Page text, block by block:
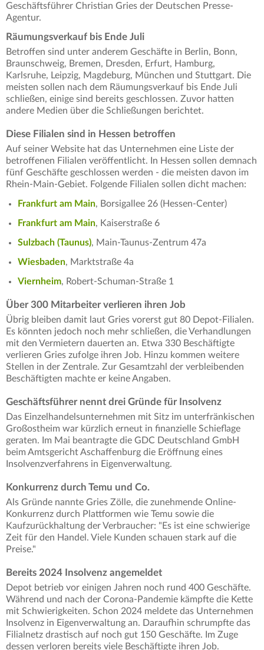
Geschäftsführer Christian Gries der Deutschen Presse-
Agentur.
Räumungsverkauf bis Ende Juli
Betroffen sind unter anderem Geschäfte in Berlin, Bonn,
Braunschweig, Bremen, Dresden, Erfurt, Hamburg,
Karlsruhe, Leipzig, Magdeburg, München und Stuttgart. Die
meisten sollen nach dem Räumungsverkauf bis Ende Juli
schließen, einige sind bereits geschlossen. Zuvor hatten
andere Medien über die Schließungen berichtet.
Diese Filialen sind in Hessen betroffen
Auf seiner Website hat das Unternehmen eine Liste der
betroffenen Filialen veröffentlicht. In Hessen sollen demnach
fünf Geschäfte geschlossen werden - die meisten davon im
Rhein-Main-Gebiet. Folgende Filialen sollen dicht machen:
Frankfurt am Main, Borsigallee 26 (Hessen-Center)
Frankfurt am Main, Kaiserstraße 6
Sulzbach (Taunus), Main-Taunus-Zentrum 47a
Wiesbaden, Marktstraße 4a
Viernheim, Robert-Schuman-Straße 1
Über 300 Mitarbeiter verlieren ihren Job
Übrig bleiben damit laut Gries vorerst gut 80 Depot-Filialen.
Es könnten jedoch noch mehr schließen, die Verhandlungen
mit den Vermietern dauerten an. Etwa 330 Beschäftigte
verlieren Gries zufolge ihren Job. Hinzu kommen weitere
Stellen in der Zentrale. Zur Gesamtzahl der verbleibenden
Beschäftigten machte er keine Angaben.
Geschäftsführer nennt drei Gründe für Insolvenz
Das Einzelhandelsunternehmen mit Sitz im unterfränkischen
Großostheim war kürzlich erneut in finanzielle Schieflage
geraten. Im Mai beantragte die GDC Deutschland GmbH
beim Amtsgericht Aschaffenburg die Eröffnung eines
Insolvenzverfahrens in Eigenverwaltung.
Konkurrenz durch Temu und Co.
Als Gründe nannte Gries Zölle, die zunehmende Online-
Konkurrenz durch Plattformen wie Temu sowie die
Kaufzurückhaltung der Verbraucher: "Es ist eine schwierige
Zeit für den Handel. Viele Kunden schauen stark auf die
Preise."
Bereits 2024 Insolvenz angemeldet
Depot betrieb vor einigen Jahren noch rund 400 Geschäfte.
Während und nach der Corona-Pandemie kämpfte die Kette
mit Schwierigkeiten. Schon 2024 meldete das Unternehmen
Insolvenz in Eigenverwaltung an. Daraufhin schrumpfte das
Filialnetz drastisch auf noch gut 150 Geschäfte. Im Zuge
dessen verloren bereits viele Beschäftigte ihren Job.